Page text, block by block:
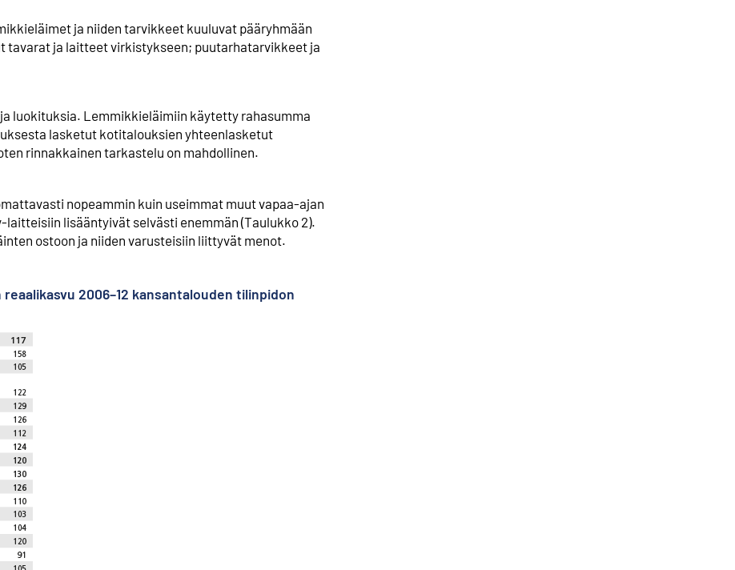
ja niiden tarvikkeet kuuluvat pääryhmään
tavarat ja laitteet virkistykseen; puutarhatarvikkeet ja
luokituksia. Lemmikkieläimiin käytetty rahasumma
lasketut kotitalouksien yhteenlasketut
rinnakkainen tarkastelu on mahdollinen.
nopeammin kuin useimmat muut vapaa-ajan
laitteisiin lisääntyivät selvästi enemmän (Taulukko 2).
ostoon ja niiden varusteisiin liittyvät menot.
2006–12 kansantalouden tilinpidon